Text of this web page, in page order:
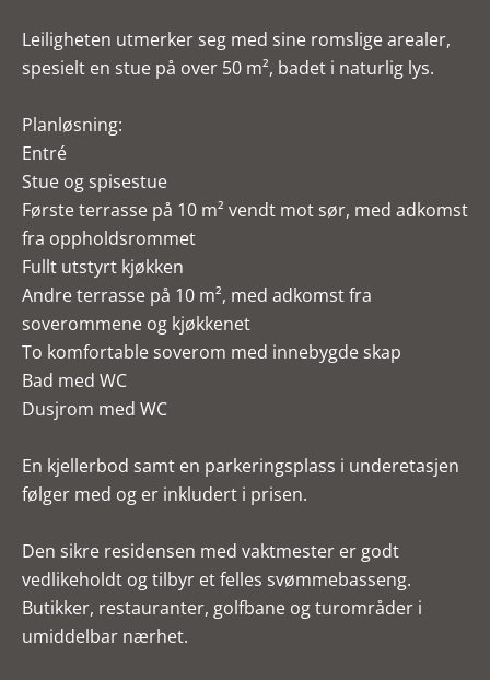
Leiligheten utmerker seg med sine romslige arealer,
spesielt en stue på over 50 m², badet i naturlig lys.
Planløsning:
Entré
Stue og spisestue
Første terrasse på 10 m² vendt mot sør, med adkomst
fra oppholdsrommet
Fullt utstyrt kjøkken
Andre terrasse på 10 m², med adkomst fra
soverommene og kjøkkenet
To komfortable soverom med innebygde skap
Bad med WC
Dusjrom med WC
En kjellerbod samt en parkeringsplass i underetasjen
følger med og er inkludert i prisen.
Den sikre residensen med vaktmester er godt
vedlikeholdt og tilbyr et felles svømmebasseng.
Butikker, restauranter, golfbane og turområder i
umiddelbar nærhet.